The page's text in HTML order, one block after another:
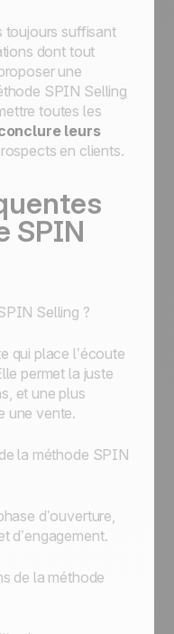
toujours suffisant
dont tout
une
SPIN Selling
toutes les
leurs
en clients.
SPIN
Selling ?
qui place l’écoute
permet la juste
et une plus
une vente.
la méthode SPIN
d’ouverture,
d’engagement.
de la méthode